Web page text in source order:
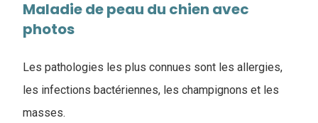
Maladie de peau du chien avec
photos
Les pathologies les plus connues sont les allergies,
les infections bactériennes, les champignons et les
masses.